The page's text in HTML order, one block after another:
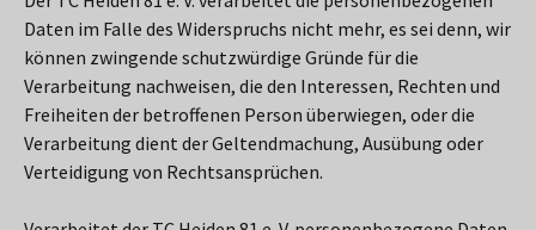
Daten im Falle des Widerspruchs nicht mehr, es sei denn, wir
können zwingende schutzwürdige Gründe für die
Verarbeitung nachweisen, die den Interessen, Rechten und
Freiheiten der betroffenen Person überwiegen, oder die
Verarbeitung dient der Geltendmachung, Ausübung oder
Verteidigung von Rechtsansprüchen.